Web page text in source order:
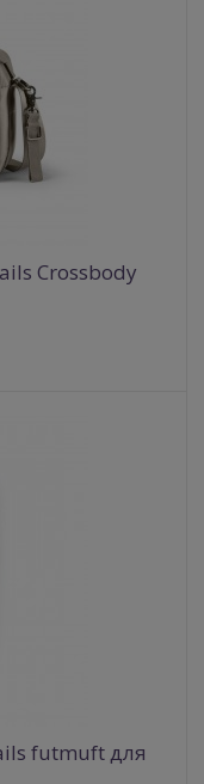
Crossbody
futmuft для